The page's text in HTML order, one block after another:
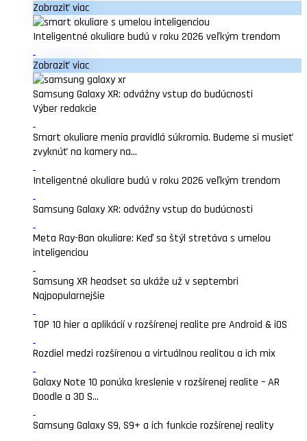
Zobraziť viac
Inteligentné okuliare budú v roku 2026 veľkým trendom
Zobraziť viac
Samsung Galaxy XR: odvážny vstup do budúcnosti
Výber redakcie
Smart okuliare menia pravidlá súkromia. Budeme si musieť
zvyknúť na kamery na...
Inteligentné okuliare budú v roku 2026 veľkým trendom
Samsung Galaxy XR: odvážny vstup do budúcnosti
Meta Ray-Ban okuliare: Keď sa štýl stretáva s umelou
inteligenciou
Samsung XR headset sa ukáže už v septembri
Najpopularnejšie
TOP 10 hier a aplikácií v rozšírenej realite pre Android & iOS
Rozdiel medzi rozšírenou a virtuálnou realitou a ich mix
Galaxy Note 10 ponúka kreslenie v rozšírenej realite – AR
Doodle a 3D S...
Samsung Galaxy S9, S9+ a ich funkcie rozšírenej reality